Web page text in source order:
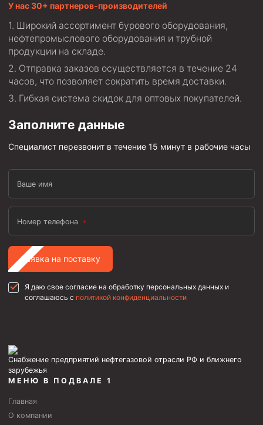
У нас 30+ партнеров-производителей
Широкий ассортимент бурового оборудования,
нефтепромыслового оборудования и трубной
продукции на складе.
Отправка заказов осуществляется в течение 24
часов, что позволяет сократить время доставки.
Гибкая система скидок для оптовых покупателей.
Заполните данные
Специалист перезвонит в течение 15 минут в рабочие часы
Ваше имя
Номер телефона
Заявка на поставку
Я даю свое согласие на обработку персональных данных и
соглашаюсь с политикой конфиденциальности
Снабжение предприятий нефтегазовой отрасли РФ и ближнего
зарубежья
МЕНЮ В ПОДВАЛЕ 1
Главная
О компании